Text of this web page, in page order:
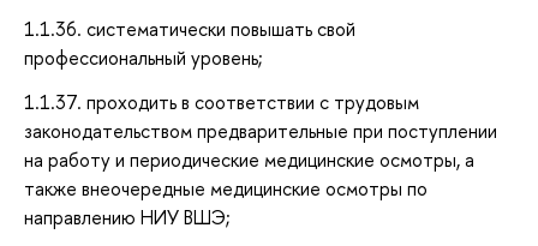
1.1.36. систематически повышать свой
профессиональный уровень;
1.1.37. проходить в соответствии с трудовым
законодательством предварительные при поступлении
на работу и периодические медицинские осмотры, а
также внеочередные медицинские осмотры по
направлению НИУ ВШЭ;